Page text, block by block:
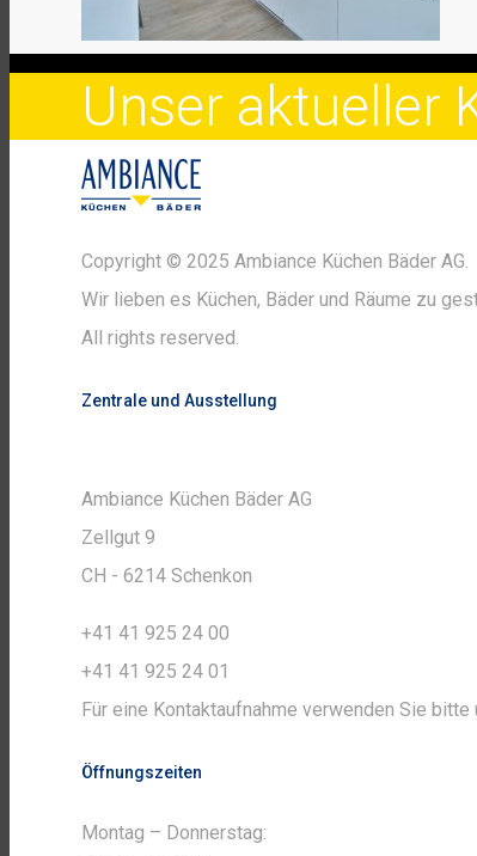
Unser aktueller
Copyright © 2025 Ambiance Küchen Bäder AG.
Wir lieben es Küchen, Bäder und Räume zu
All rights reserved.
Zentrale und Ausstellung
Ambiance Küchen Bäder AG
Zellgut 9
CH - 6214 Schenkon
+41 41 925 24 00
+41 41 925 24 01
Für eine Kontaktaufnahme verwenden Sie bitte
Öffnungszeiten
Montag – Donnerstag: